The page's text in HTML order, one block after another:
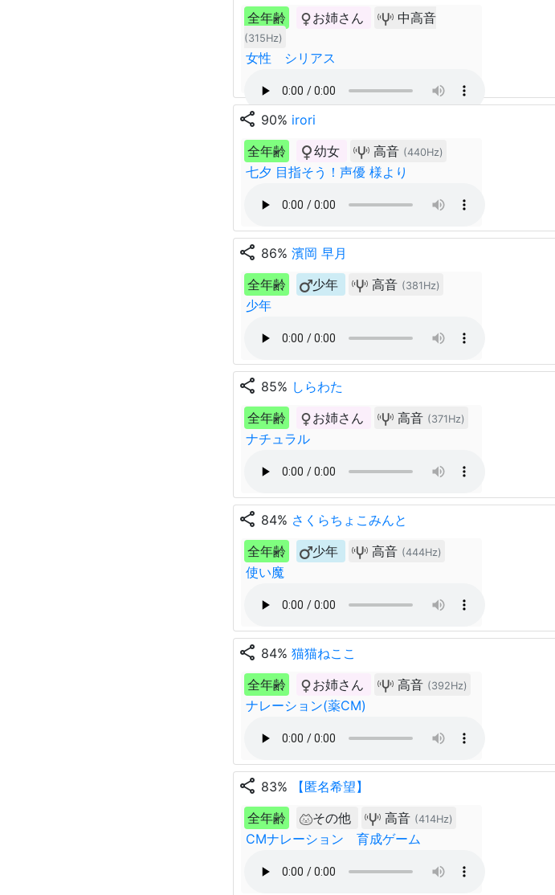
全年齢
お姉さん 中高音
(315Hz)
女性 シリアス
share 90% irori
全年齢
幼女 高音 (440Hz)
七夕 目指そう！声優 様より
share 86% 濱岡 早月
全年齢
少年 高音 (381Hz)
少年
share 85% しらわた
全年齢
お姉さん 高音 (371Hz)
ナチュラル
share 84% さくらちょこみんと
全年齢
少年 高音 (444Hz)
使い魔
share 84% 猫猫ねここ
全年齢
お姉さん 高音 (392Hz)
ナレーション(薬CM)
share 83%
【匿名希望】
全年齢
その他 高音 (414Hz)
CMナレーション 育成ゲーム